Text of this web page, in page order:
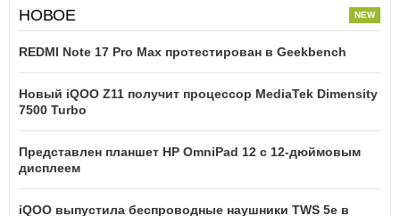
НОВОЕ
REDMI Note 17 Pro Max протестирован в Geekbench
Новый iQOO Z11 получит процессор MediaTek Dimensity
7500 Turbo
Представлен планшет HP OmniPad 12 с 12-дюймовым
дисплеем
iQOO выпустила беспроводные наушники TWS 5e в